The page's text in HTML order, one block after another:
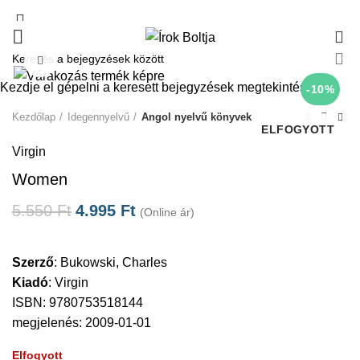
-10%
ELFOGYOTT
Click to enlarge
Kezdőlap Idegennyelvű Angol nyelvű könyvek
Virgin
Women
5.550Ft 4.995 Ft (Online ár)
Szerző: Bukowski, Charles
Kiadó: Virgin
ISBN: 9780753518144
megjelenés: 2009-01-01
Elfogyott
Kezdje el gépelni a keresett bejegyzések megtekintéséhez.